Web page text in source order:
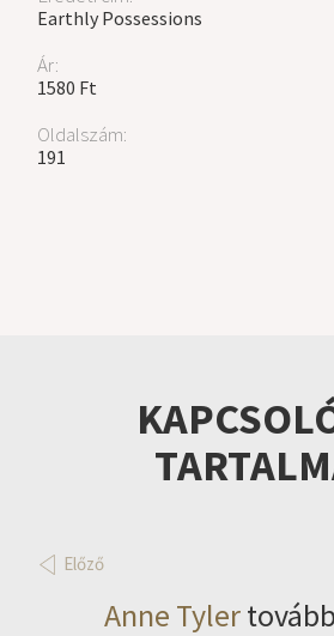
Earthly Possessions
Ár:
1580 Ft
Oldalszám:
191
Előző
Anne Tyler